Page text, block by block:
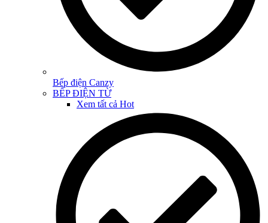
Bếp điện Canzy
BẾP ĐIỆN TỪ
Xem tất cả Hot